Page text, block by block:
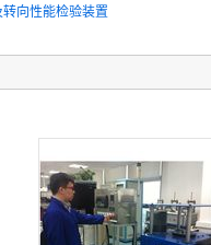
向性能检验装置